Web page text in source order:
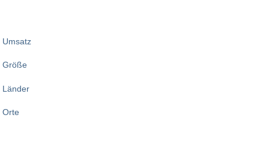
Umsatz
Größe
Länder
Orte